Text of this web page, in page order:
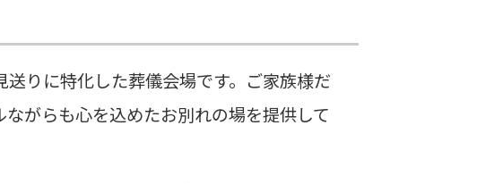
りに特化した葬儀会場です。ご家族様だ
がらも心を込めたお別れの場を提供して